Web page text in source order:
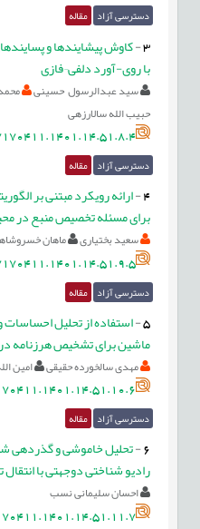
دسترسی آزاد مقاله
3
-کاوش پیشایندها و
با روی-آورد دلفی¬فازی
سید عبدالرسول حسینی
حبیب الله سالارزهی
دسترسی آزاد مقاله
4
-ارائه رویکرد مبتنی بر
برای مسئله تخصیص منبع در
سعید بختیاری ماهان
دسترسی آزاد مقاله
5
-استفاده از تحلیل
ماشین برای تشخیص هرزنامه در
مهدی سالخورده حقیقی امین
دسترسی آزاد مقاله
6
-تحلیل خاموشی و گذردهی
رادیو‌‌‌ شناختی دوجهتی با
احسان سلیمانی نسب